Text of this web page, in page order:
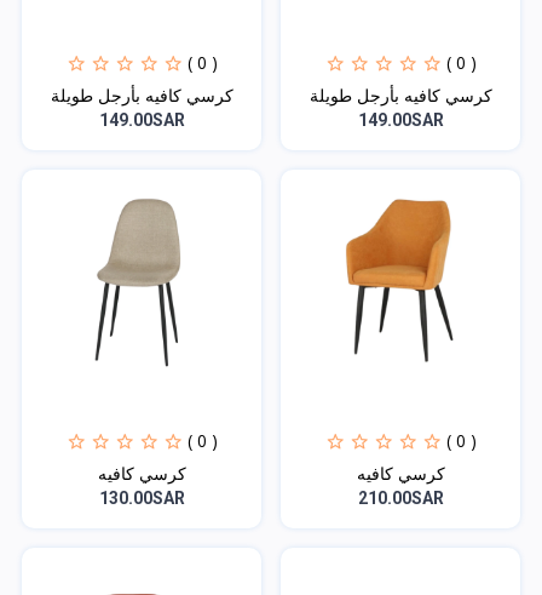
( 0 )
كرسي كافيه بأرجل طويلة
149.00SAR
( 0 )
كرسي كافيه بأرجل طويلة
149.00SAR
( 0 )
كرسي كافيه
130.00SAR
( 0 )
كرسي كافيه
210.00SAR